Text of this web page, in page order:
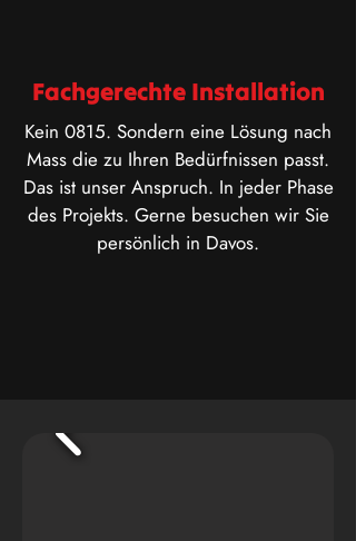
Fachgerechte Installation
Kein 0815. Sondern eine Lösung nach
Mass die zu Ihren Bedürfnissen passt.
Das ist unser Anspruch. In jeder Phase
des Projekts. Gerne besuchen wir Sie
persönlich in Davos.